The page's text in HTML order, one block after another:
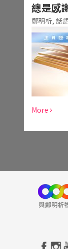
總是感
鄭明析, 話
More